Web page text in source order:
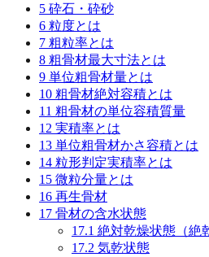
5 砕石・砕砂
6 粒度とは
7 粗粒率とは
8 粗骨材最大寸法とは
9 単位粗骨材量とは
10 粗骨材絶対容積とは
11 粗骨材の単位容積質量
12 実積率とは
13 単位粗骨材かさ容積とは
14 粒形判定実積率とは
15 微粒分量とは
16 再生骨材
17 骨材の含水状態
17.1 絶対乾燥状態（絶
17.2 気乾状態